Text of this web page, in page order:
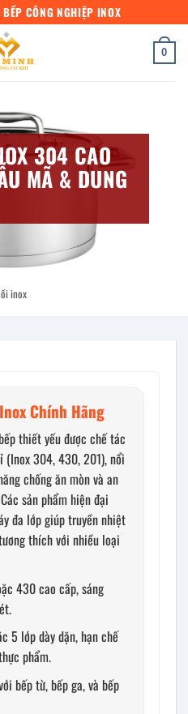
CÔNG NGHIỆP INOX
0
304 CAO
MÃ & DUNG
inox
Chính Hãng
thiết yếu được chế tác
304, 430, 201), nổi
chống ăn mòn và an
sản phẩm hiện đại
đa lớp giúp truyền nhiệt
thích với nhiều loại
430 cao cấp, sáng
5 lớp dày dặn, hạn chế
phẩm.
bếp từ, bếp ga, và bếp